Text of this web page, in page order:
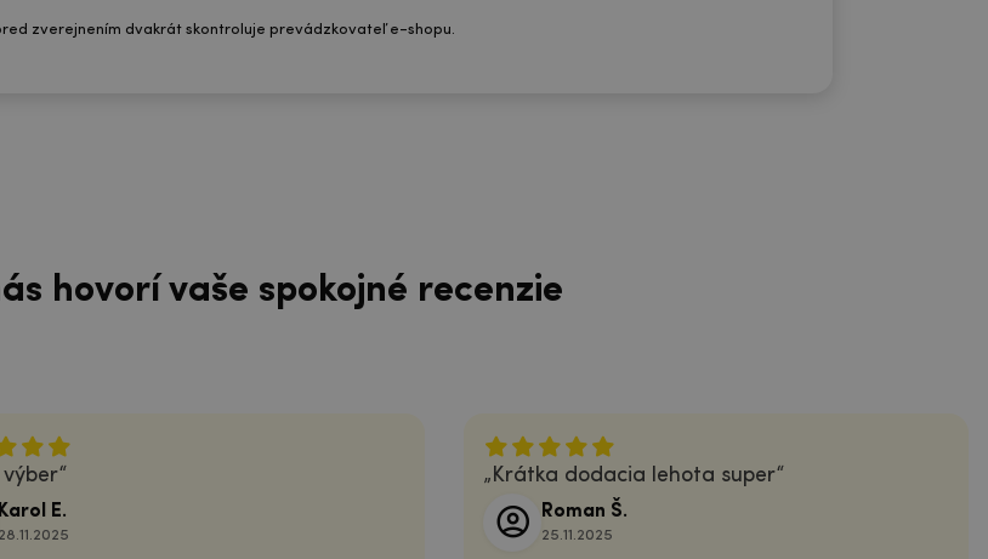
zverejnením dvakrát skontroluje prevádzkovateľ e-shopu.
hovorí vaše spokojné recenzie
výber
Karol E.
28.11.2025
Krátka dodacia lehota super
Roman Š.
25.11.2025